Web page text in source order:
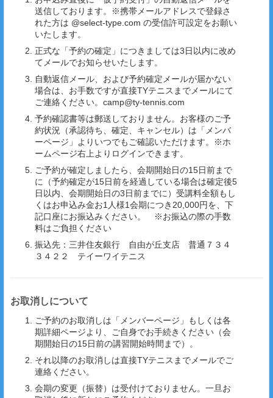
送信しております。※携帯メールアドレスで登録さ
れた方は @select-type.com の受信許可設定をお願い
いたします。
正式な「予約の確定」につきましては3日以内に改め
てメールでお知らせいたします。
自動返信メール、および予約確定メールが届かない
場合は、お手数ですが直接TYテニスまでメールにて
ご連絡ください。camp@ty-tennis.com
予約確認書等は郵送しておりません。お客様のご予
約状況（承認待ち、確定、キャンセル）は「メンバ
ーページ」よりいつでもご確認いただけます。※ホ
ームページ右上よりログインできます。
ご予約が確定しましたら、会期開始日の15日前まで
に（予約確定が15日前を経過している場合は確定後5
日以内、会期開始日の3日前までに）受講料全額もし
くはお申込み金お1人様1会期につき20,000円を、下
記口座にお振込みください。 ※お振込の際の手数
料はご負担ください
振込先：三井住友銀行 自由が丘支店 普通７３４
３４２２ テイーワイテニス
お取消しについて
ご予約のお取消しは「メンバーページ」もしくは各
期詳細ページより、ご自身でお手続きください（会
期開始日の15日前の講習開始時間まで）。
それ以降のお取消しは直接TYテニスまでメールでご
連絡ください。
会期の変更（振替）は受付けておりません。一旦お